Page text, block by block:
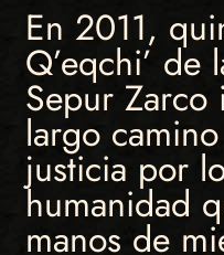
En 2011,
Q’eqchi’
Sepur
largo
justicia por
humanidad
manos de